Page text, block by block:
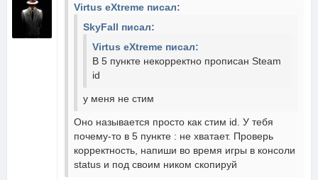
Virtus eXtreme писал:
SkyFall писал:
Virtus eXtreme писал:
В 5 пункте некорректно прописан Steam
id
у меня не стим
Оно называется просто как стим id. У тебя
почему-то в 5 пункте : не хватает. Проверь
корректность, напиши во время игры в консоли
status и под своим ником скопируй